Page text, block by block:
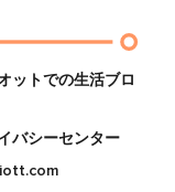
ットでの生活ブロ
バシーセンター